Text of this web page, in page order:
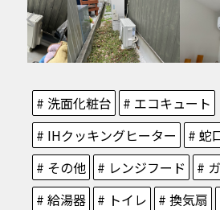
# 洗面化粧台
# エコキュート
# IHクッキングヒーター
# 蛇
# その他
# レンジフード
#
# 給湯器
# トイレ # 換気扇